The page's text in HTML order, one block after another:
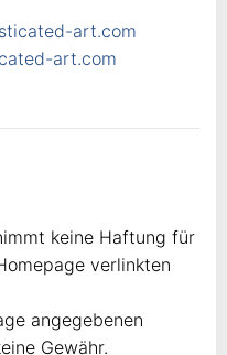
art.com
art.com
keine Haftung für
verlinkten
angegebenen
Gewähr.